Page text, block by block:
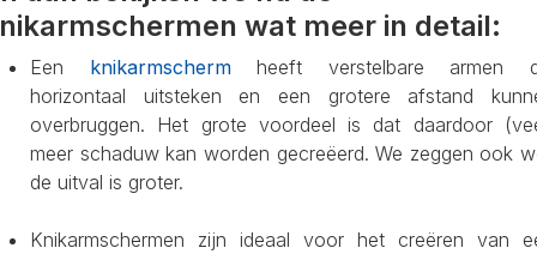
wat meer in detail:
Een knikarmschermheeft verstelbare armen
horizontaal uitsteken en een grotere afstand
overbruggen. Het grote voordeel is dat daardoor
meer schaduw kan worden gecreëerd. We zeggen ook
de uitval is groter.
Knikarmschermen zijn ideaal voor het creëren van